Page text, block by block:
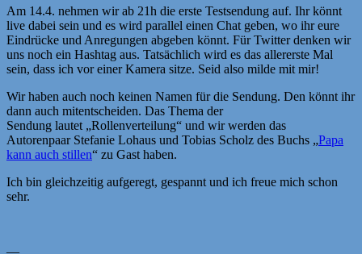
Am 14.4. nehmen wir ab 21h die erste Testsendung auf. Ihr könnt
live dabei sein und es wird parallel einen Chat geben, wo ihr eure
Eindrücke und Anregungen abgeben könnt. Für Twitter denken wir
uns noch ein Hashtag aus. Tatsächlich wird es das allererste Mal
sein, dass ich vor einer Kamera sitze. Seid also milde mit mir!
Wir haben auch noch keinen Namen für die Sendung. Den könnt ihr
dann auch mitentscheiden. Das Thema der
Sendung lautet „Rollenverteilung“ und wir werden das
Autorenpaar Stefanie Lohaus und Tobias Scholz des Buchs „Papa
kann auch stillen“ zu Gast haben.
Ich bin gleichzeitig aufgeregt, gespannt und ich freue mich schon
sehr.
—